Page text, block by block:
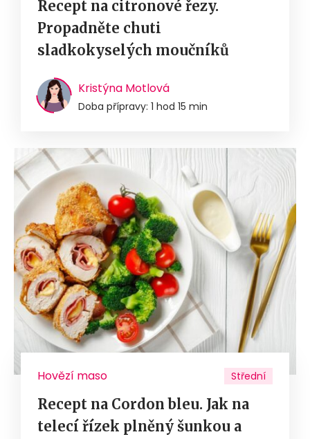
Recept na citronové řezy.
Propadněte chuti
sladkokyselých moučníků
Kristýna Motlová
Doba přípravy: 1 hod 15 min
Hovězí maso Střední
Recept na Cordon bleu. Jak na
telecí řízek plněný šunkou a